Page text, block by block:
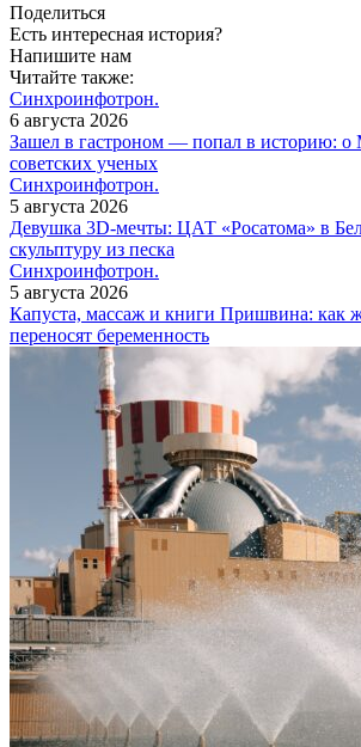
Поделиться
Есть интересная история?
Напишите нам
Читайте также:
Синхроинфотрон.
6 августа 2026
Зашел в гастроном — попал в историю: о
советских ученых
Синхроинфотрон.
5 августа 2026
Девушка 3D-мечты: ЦАТ «Росатома» в
скульптуру из песка
Синхроинфотрон.
5 августа 2026
Капуста, массаж и книги Пришвина: как
переносят беременность